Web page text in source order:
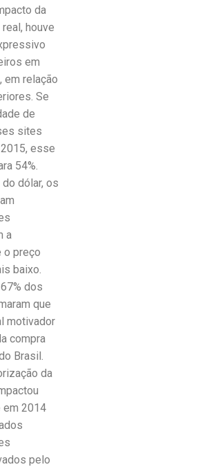
da
houve
em
em relação
Se
de
sites
esse
54%.
dólar, os
a
o preço
baixo.
dos
que
motivador
compra
Brasil.
da
em 2014
pelo